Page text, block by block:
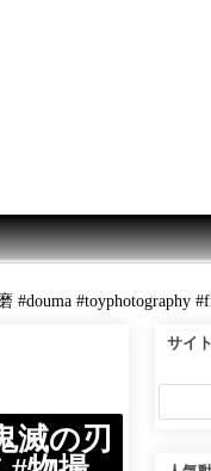
#toyphotography
滅の刃
サイ